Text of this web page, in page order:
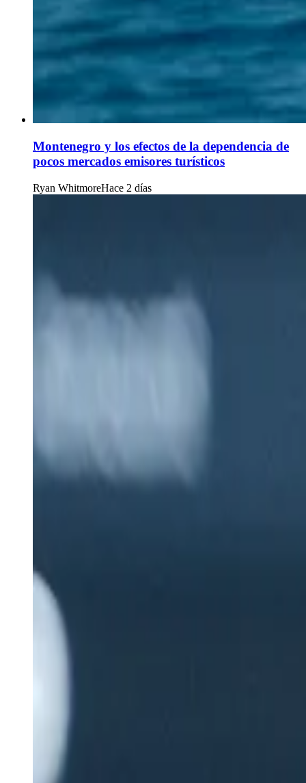
Montenegro y los efectos de la dependencia de
pocos mercados emisores turísticos
Ryan WhitmoreHace 2 días